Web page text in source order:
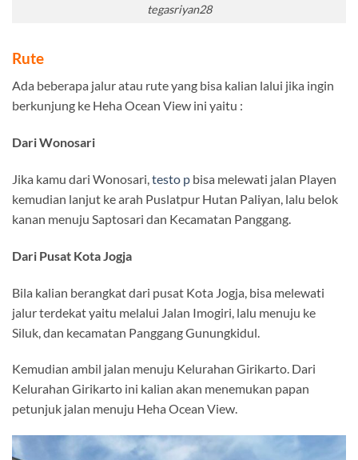
tegasriyan28
Rute
Ada beberapa jalur atau rute yang bisa kalian lalui jika ingin
berkunjung ke Heha Ocean View ini yaitu :
Dari Wonosari
Jika kamu dari Wonosari,testo p bisa melewati jalan Playen
kemudian lanjut ke arah Puslatpur Hutan Paliyan, lalu belok
kanan menuju Saptosari dan Kecamatan Panggang.
Dari Pusat Kota Jogja
Bila kalian berangkat dari pusat Kota Jogja, bisa melewati
jalur terdekat yaitu melalui Jalan Imogiri, lalu menuju ke
Siluk, dan kecamatan Panggang Gunungkidul.
Kemudian ambil jalan menuju Kelurahan Girikarto. Dari
Kelurahan Girikarto ini kalian akan menemukan papan
petunjuk jalan menuju Heha Ocean View.